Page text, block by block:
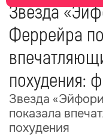
Звезда
Феррейра
похудения:
Звезда
показала
похудения